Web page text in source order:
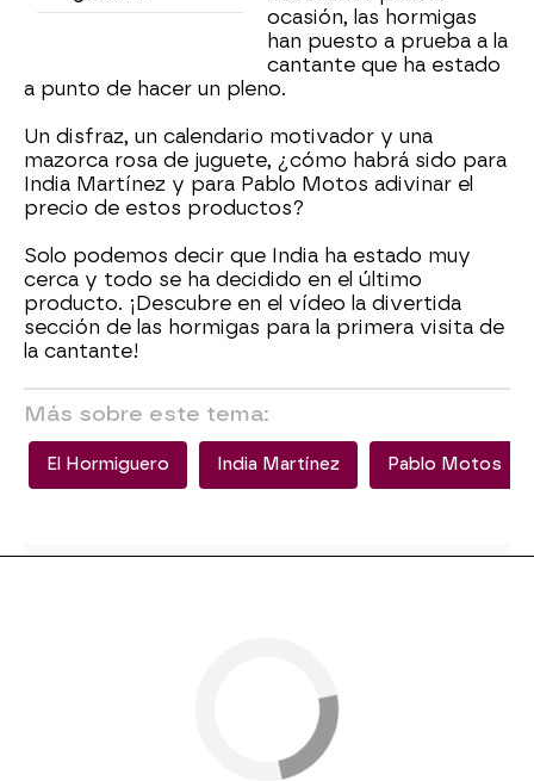
ocasión, las hormigas
han puesto a prueba a la
cantante que ha estado
a punto de hacer un pleno.
Un disfraz, un calendario motivador y una
mazorca rosa de juguete, ¿cómo habrá sido para
India Martínez y para Pablo Motos adivinar el
precio de estos productos?
Solo podemos decir que India ha estado muy
cerca y todo se ha decidido en el último
producto. ¡Descubre en el vídeo la divertida
sección de las hormigas para la primera visita de
la cantante!
Más sobre este tema:
El Hormiguero India Martínez Pablo Motos